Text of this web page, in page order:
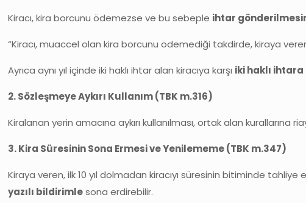
Kiracı, kira borcunu ödemezse ve bu sebeple ihtar
“Kiracı, muaccel olan kira borcunu ödemediği takdirde, kiraya
Ayrıca aynı yıl içinde iki haklı ihtar alan kiracıya karşı iki haklı
2. Sözleşmeye Aykırı Kullanım (TBK m.316)
Kiralanan yerin amacına aykırı kullanılması, ortak alan
3. Kira Süresinin Sona Ermesi ve Yenilememe (TBK m.347)
Kiraya veren, ilk 10 yıl dolmadan kiracıyı süresinin bitiminde
yazılı bildirimlesona erdirebilir.